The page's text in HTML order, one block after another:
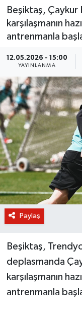
Beşiktaş, Çaykur
karşılaşmanın
antrenmanla
12.05.2026 - 15:00
YAYINLANMA
Paylaş
Beşiktaş,
deplasmanda
karşılaşmanın
antrenmanla
MAGAZİN
KÜLTÜR
SAĞLIK
BİLİM VE
OTOMOBİL
KURUMSAL
Son Dakika
Haber Arşivi